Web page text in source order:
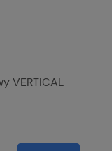
VERTICAL